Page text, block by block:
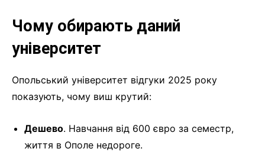
Чому обирають даний
університет
Опольський університет відгуки 2025 року
показують, чому виш крутий:
Дешево. Навчання від 600 євро за семестр,
життя в Ополе недороге.